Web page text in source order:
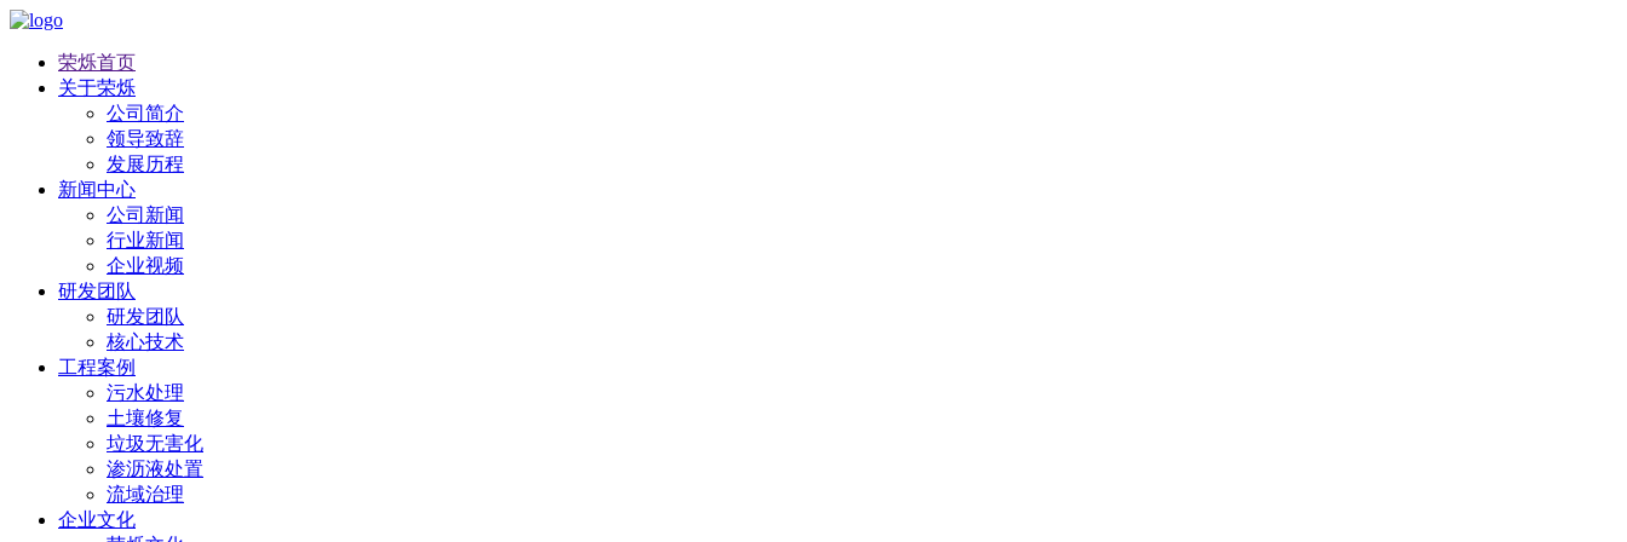
荣烁首页
关于荣烁
公司简介
领导致辞
发展历程
新闻中心
公司新闻
行业新闻
企业视频
研发团队
研发团队
核心技术
工程案例
污水处理
土壤修复
垃圾无害化
渗沥液处置
流域治理
企业文化